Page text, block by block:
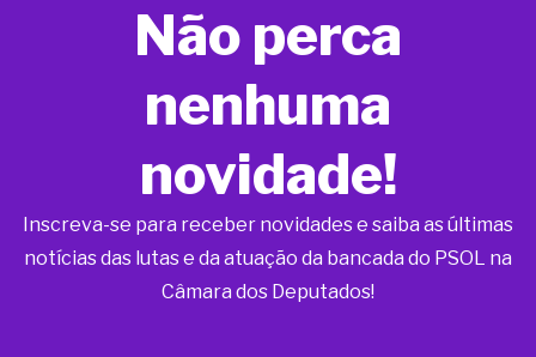
Não perca
nenhuma
novidade!
Inscreva-se para receber novidades e saiba as últimas
notícias das lutas e da atuação da bancada do PSOL na
Câmara dos Deputados!